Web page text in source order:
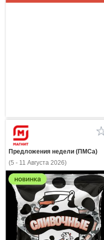
Предложения недели (ПМСа)
(5 - 11 Августа 2026)